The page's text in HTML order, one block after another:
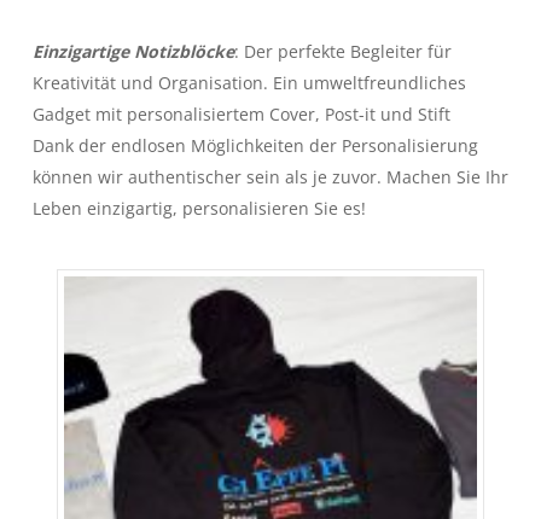
Einzigartige Notizblöcke: Der perfekte Begleiter für
Kreativität und Organisation. Ein umweltfreundliches
Gadget mit personalisiertem Cover, Post-it und Stift
Dank der endlosen Möglichkeiten der Personalisierung
können wir authentischer sein als je zuvor. Machen Sie Ihr
Leben einzigartig, personalisieren Sie es!